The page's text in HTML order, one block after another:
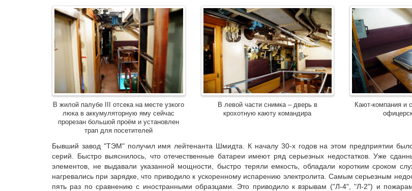
В жилой палубе III отсека на месте узкого
люка в аккумуляторную яму сейчас
прорезан большой проём и установлен
трап для посетителей
В левой части снимка – дверь в
крохотную каюту командира
Кают-компания и
Бывший завод "ТЭМ" получил имя лейтенанта Шмидта. К началу 30-х годов на этом предприятии было
серий. Быстро выяснилось, что отечественные батареи имеют ряд серьезных недостатков. Уже
элементов, не выдавали указанной мощности, быстро теряли емкость, обладали коротким сроком
нагревались при зарядке, что приводило к ускоренному испарению электролита. Самым серьезным
пять раз по сравнению с иностранными образцами. Это приводило к взрывам ("Л-4", "Л-2") и